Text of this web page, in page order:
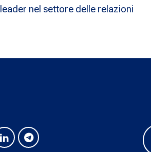
nel settore delle relazioni